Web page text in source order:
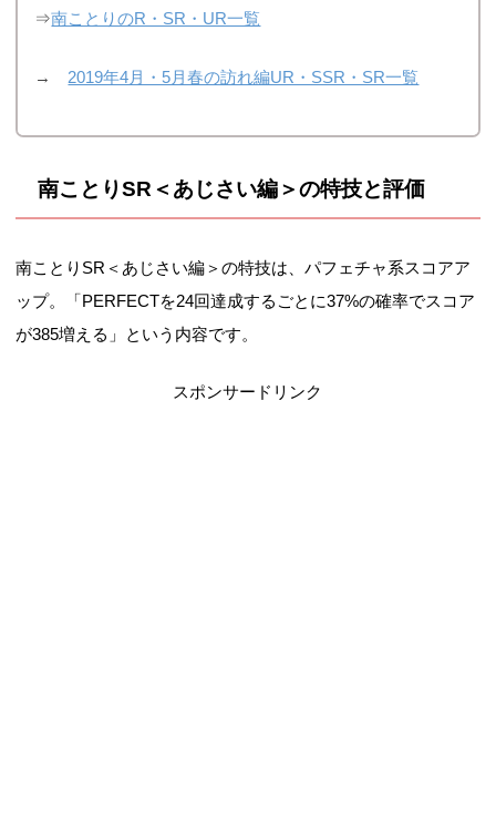
⇒南ことりのR・SR・UR一覧
→ 2019年4月・5月春の訪れ編UR・SSR・SR一覧
南ことりSR＜あじさい編＞の特技と評価
南ことりSR＜あじさい編＞の特技は、パフェチャ系スコアア
ップ。「PERFECTを24回達成するごとに37%の確率でスコア
が385増える」という内容です。
スポンサードリンク